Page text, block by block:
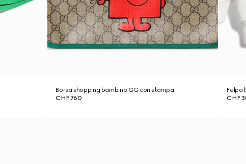
Borsa shopping bambino GG con stampa
CHF 760
Felpa
CHF